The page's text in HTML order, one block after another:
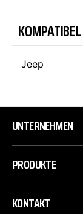
Jeep
UNTERNEHMEN
PRODUKTE
KONTAKT